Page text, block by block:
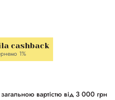
cashback
1%
вартістю від 3 000 грн